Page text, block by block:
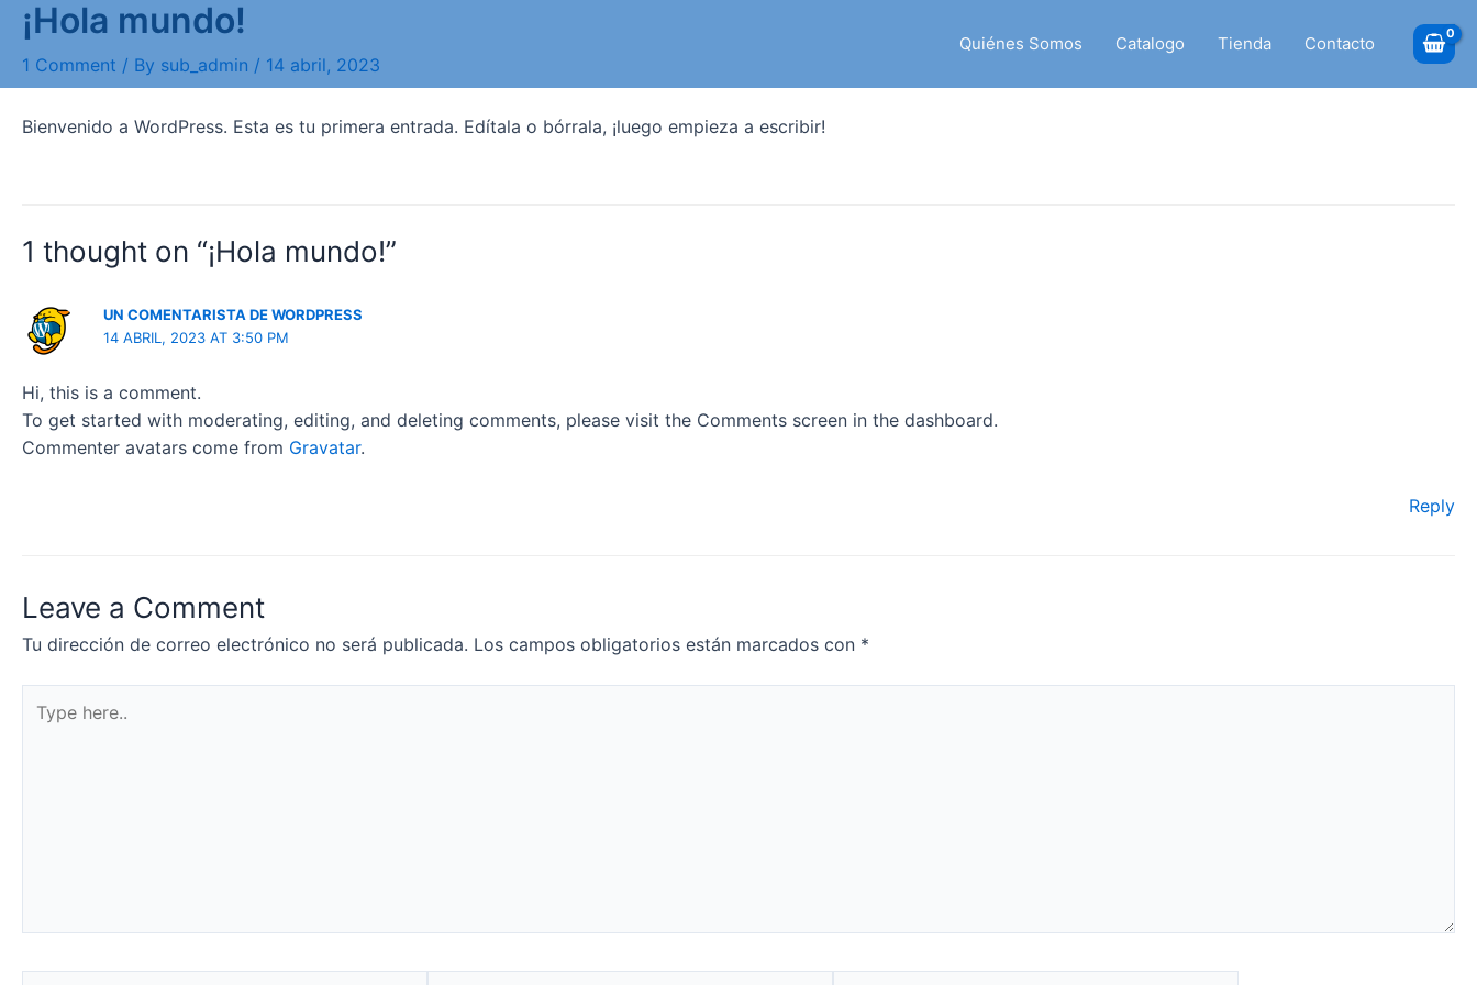
Skip
content
Quiénes Somos Catalogo Tienda Contacto
¡Hola mundo!
1 Comment / By sub_admin / 14 abril, 2023
Bienvenido a WordPress. Esta es tu primera entrada. Edítala o bórrala, ¡luego empieza a escribir!
1 thought on “¡Hola mundo!”
UN COMENTARISTA DE WORDPRESS
14 ABRIL, 2023 AT 3:50 PM
Hi, this is a comment.
To get started with moderating, editing, and deleting comments, please visit the Comments screen in the dashboard.
Commenter avatars come from Gravatar.
Reply
Leave a Comment
Tu dirección de correo electrónico no será publicada. Los campos obligatorios están marcados con *
here..